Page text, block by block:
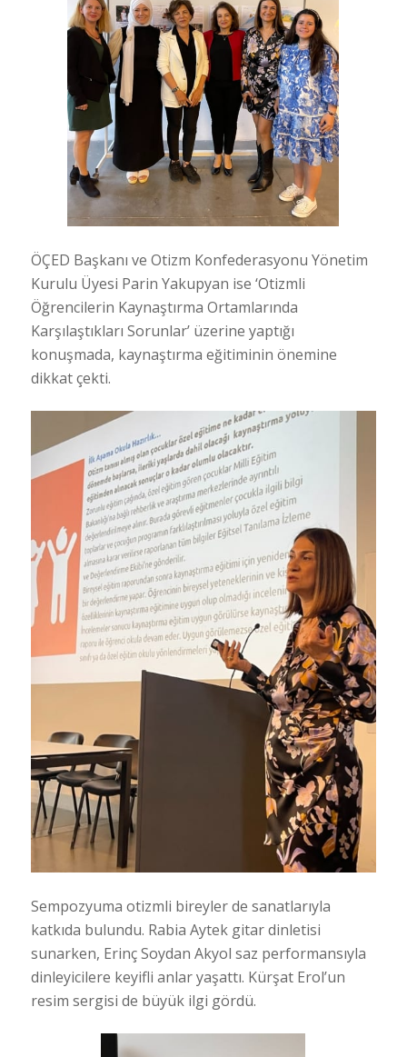
ÖÇED Başkanı ve Otizm Konfederasyonu Yönetim
Kurulu Üyesi Parin Yakupyan ise ‘Otizmli
Öğrencilerin Kaynaştırma Ortamlarında
Karşılaştıkları Sorunlar’ üzerine yaptığı
konuşmada, kaynaştırma eğitiminin önemine
dikkat çekti.
Sempozyuma otizmli bireyler de sanatlarıyla
katkıda bulundu. Rabia Aytek gitar dinletisi
sunarken, Erinç Soydan Akyol saz performansıyla
dinleyicilere keyifli anlar yaşattı. Kürşat Erol’un
resim sergisi de büyük ilgi gördü.